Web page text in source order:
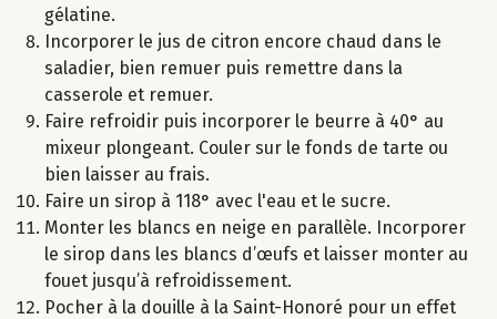
gélatine.
Incorporer le jus de citron encore chaud dans le
saladier, bien remuer puis remettre dans la
casserole et remuer.
Faire refroidir puis incorporer le beurre à 40° au
mixeur plongeant. Couler sur le fonds de tarte ou
bien laisser au frais.
Faire un sirop à 118° avec l'eau et le sucre.
Monter les blancs en neige en parallèle. Incorporer
le sirop dans les blancs d’œufs et laisser monter au
fouet jusqu’à refroidissement.
Pocher à la douille à la Saint-Honoré pour un effet